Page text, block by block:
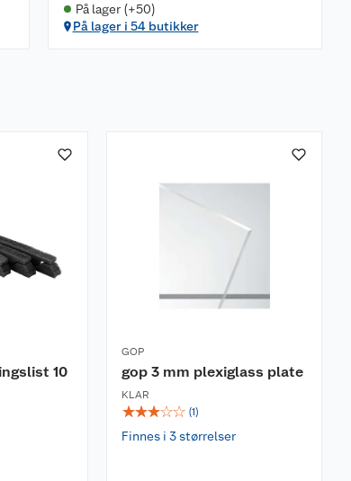
På lager (+50)
På lager i 54 butikker
10
GOP
gop 3 mm plexiglass plate
KLAR
☆☆☆☆☆ (1)
Finnes i 3 størrelser